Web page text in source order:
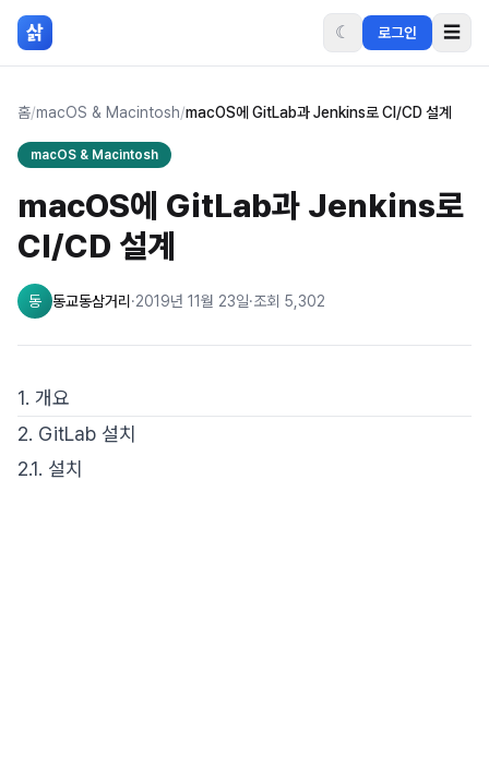
본문 바로가기
삵 ☾ 로그인 ☰
홈/macOS & Macintosh/macOS에 GitLab과 Jenkins로 CI/CD 설계
macOS & Macintosh
macOS에 GitLab과 Jenkins로
CI/CD 설계
동 동교동삼거리 ·2019년 11월 23일·조회 5,302
1. 개요
2. GitLab 설치
2.1. 설치